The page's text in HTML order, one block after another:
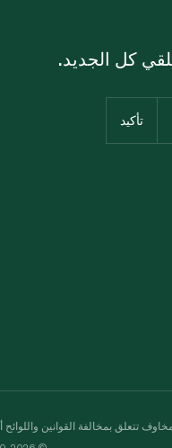
كل الجديد.
تتعلق بمخالفة القوانين واللوائح